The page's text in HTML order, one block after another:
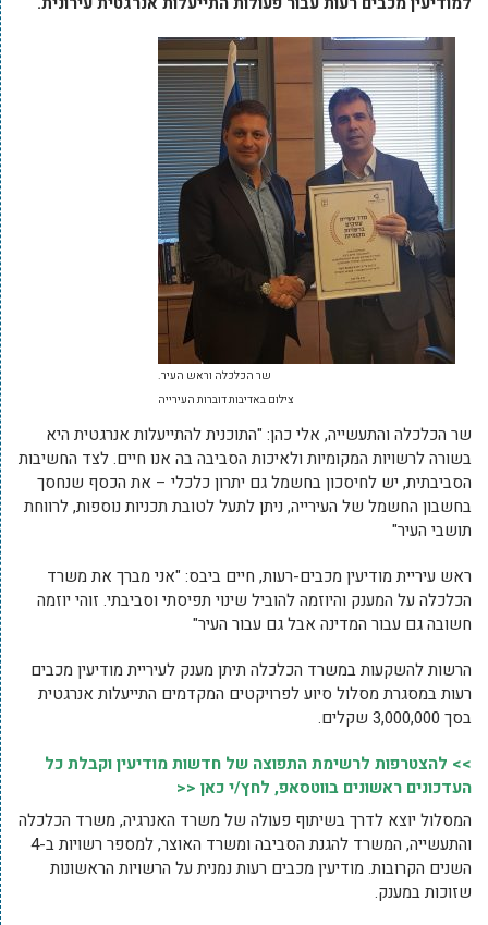
שר הכלכלה וראש העיר.
צילום באדיבות דוברות העירייה
שר הכלכלה והתעשייה, אלי כהן: "התוכנית להתייעלות אנרגטית היא
בשורה לרשויות המקומיות ולאיכות הסביבה בה אנו חיים. לצד החשיבות
הסביבתית, יש לחיסכון בחשמל גם יתרון כלכלי – את הכסף שנחסך
בחשבון החשמל של העירייה, ניתן לתעל לטובת תכניות נוספות, לרווחת
תושבי העיר"
ראש עיריית מודיעין מכבים-רעות, חיים ביבס: "אני מברך את משרד
הכלכלה על המענק והיוזמה להוביל שינוי תפיסתי וסביבתי. זוהי יוזמה
חשובה גם עבור המדינה אבל גם עבור העיר"
הרשות להשקעות במשרד הכלכלה תיתן מענק לעיריית מודיעין מכבים
רעות במסגרת מסלול סיוע לפרויקטים המקדמים התייעלות אנרגטית
בסך 3,000,000 שקלים.
>> להצטרפות לרשימת התפוצה של חדשות מודיעין וקבלת כל
העדכונים ראשונים בווטסאפ, לחץ/י כאן <<
המסלול יוצא לדרך בשיתוף פעולה של משרד האנרגיה, משרד הכלכלה
והתעשייה, המשרד להגנת הסביבה ומשרד האוצר, למספר רשויות ב-4
השנים הקרובות. מודיעין מכבים רעות נמנית על הרשויות הראשונות
שזוכות במענק.